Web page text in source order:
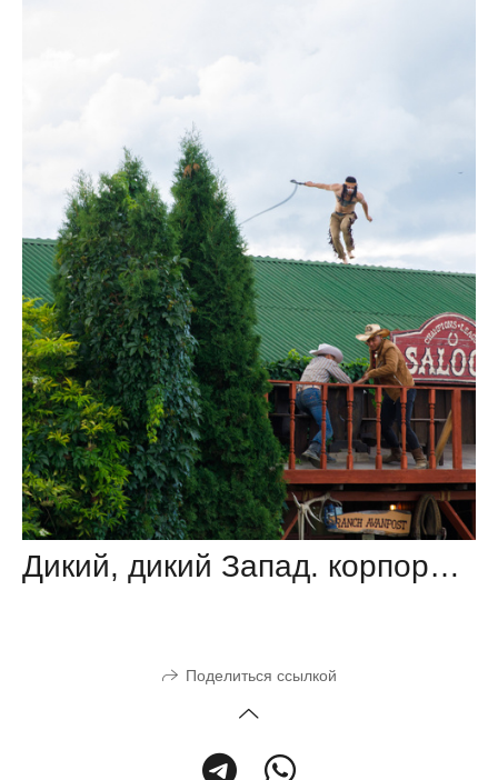
Дикий, дикий Запад. корпоратив компании «Европарк»
Поделиться ссылкой